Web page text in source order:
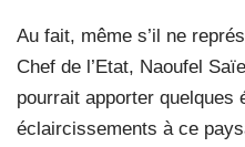
Au fait, même s’il ne
Chef de l’Etat, Naoufel
pourrait apporter quelques
éclaircissements à ce